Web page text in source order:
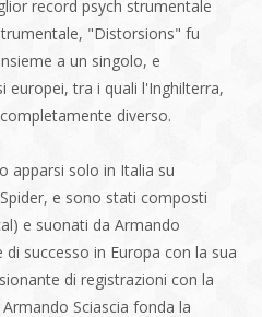
record psych strumentale
"Distorsions" fu
a un singolo, e
europei, tra i quali l'Inghilterra,
diverso.
apparsi solo in Italia su
e sono stati composti
e suonati da Armando
successo in Europa con la sua
di registrazioni con la
Sciascia fonda la